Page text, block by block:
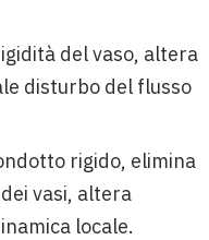
del vaso, altera
disturbo del flusso
rigido, elimina
vasi, altera
locale.